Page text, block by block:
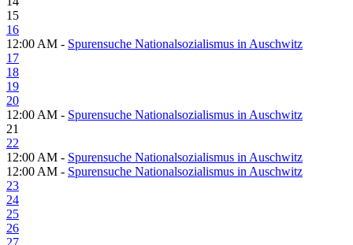
15
16
12:00 AM - Spurensuche Nationalsozialismus in Auschwitz
17
18
19
20
12:00 AM - Spurensuche Nationalsozialismus in Auschwitz
21
22
12:00 AM - Spurensuche Nationalsozialismus in Auschwitz
12:00 AM - Spurensuche Nationalsozialismus in Auschwitz
23
24
25
26